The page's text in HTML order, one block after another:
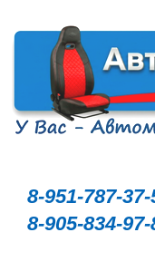
8-951-787-37-
8-905-834-97-